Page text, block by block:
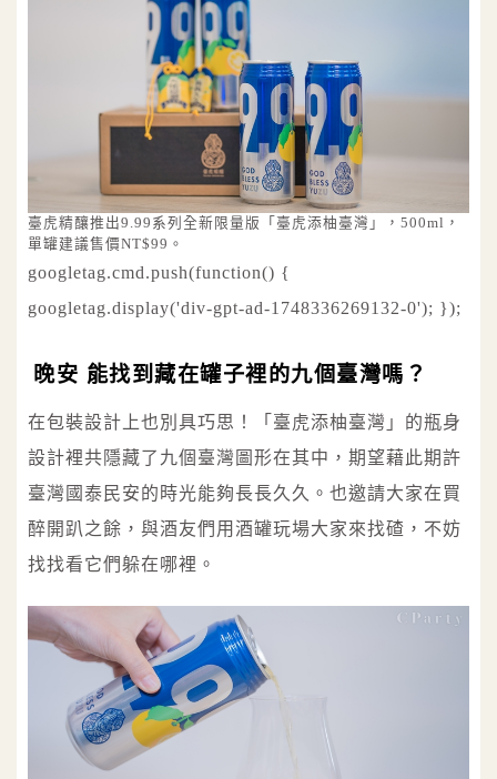
臺虎精釀推出9.99系列全新限量版「臺虎添柚臺灣」，500ml，
單罐建議售價NT$99。
googletag.cmd.push(function() {
googletag.display('div-gpt-ad-1748336269132-0'); });
晚安 能找到藏在罐子裡的九個臺灣嗎？
在包裝設計上也別具巧思！「臺虎添柚臺灣」的瓶身
設計裡共隱藏了九個臺灣圖形在其中，期望藉此期許
臺灣國泰民安的時光能夠長長久久。也邀請大家在買
醉開趴之餘，與酒友們用酒罐玩場大家來找碴，不妨
找找看它們躲在哪裡。